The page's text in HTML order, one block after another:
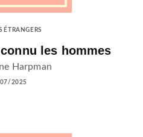
ÉTRANGERS
les hommes
Harpman
2025